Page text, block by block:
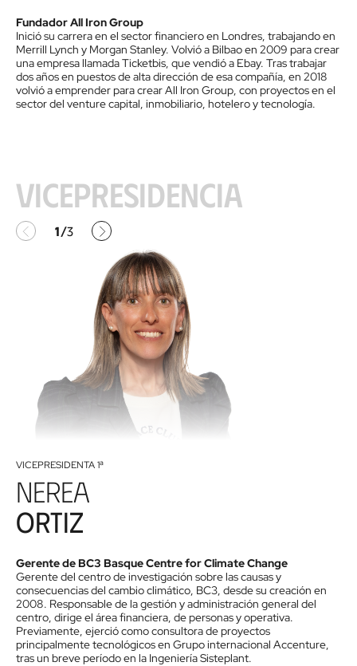
Fundador All Iron Group
Inició su carrera en el sector financiero en Londres, trabajando en
Merrill Lynch y Morgan Stanley. Volvió a Bilbao en 2009 para crear
una empresa llamada Ticketbis, que vendió a Ebay. Tras trabajar
dos años en puestos de alta dirección de esa compañía, en 2018
volvió a emprender para crear All Iron Group, con proyectos en el
sector del venture capital, inmobiliario, hotelero y tecnología.
Vicepresidencia
VICEPRESIDENTA 1ª
Nerea
Ortiz
Gerente de BC3 Basque Centre for Climate Change
Gerente del centro de investigación sobre las causas y
consecuencias del cambio climático, BC3, desde su creación en
2008. Responsable de la gestión y administración general del
centro, dirige el área financiera, de personas y operativa.
Previamente, ejerció como consultora de proyectos
principalmente tecnológicos en Grupo internacional Accenture,
tras un breve período en la Ingeniería Sisteplant.
Anterior1/3 Siguiente